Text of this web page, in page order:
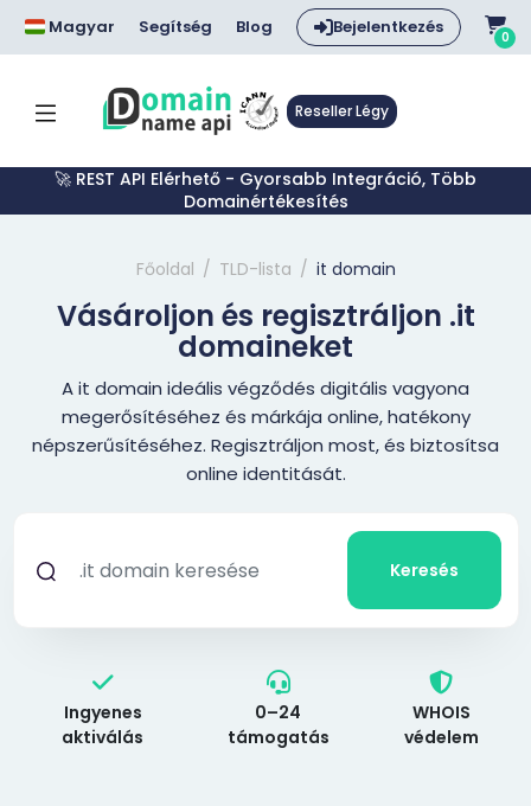
Magyar Segítség Blog Bejelentkezés 0
Reseller Légy
🚀 REST API Elérhető - Gyorsabb Integráció, Több
Domainértékesítés
Főoldal TLD-lista it domain
Vásároljon és regisztráljon .it
domaineket
A it domain ideális végződés digitális vagyona
megerősítéséhez és márkája online, hatékony
népszerűsítéséhez. Regisztráljon most, és biztosítsa
online identitását.
Keresés
Ingyenes
aktiválás
0–24
támogatás
WHOIS
védelem